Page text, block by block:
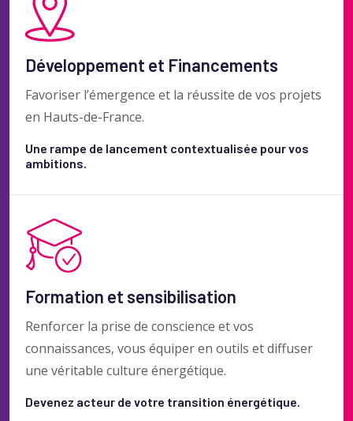
Développement et Financements
Favoriser l’émergence et la réussite de vos projets
en Hauts-de-France.
Une rampe de lancement contextualisée pour vos
ambitions.
Formation et sensibilisation
Renforcer la prise de conscience et vos
connaissances, vous équiper en outils et diffuser
une véritable culture énergétique.
Devenez acteur de votre transition énergétique.